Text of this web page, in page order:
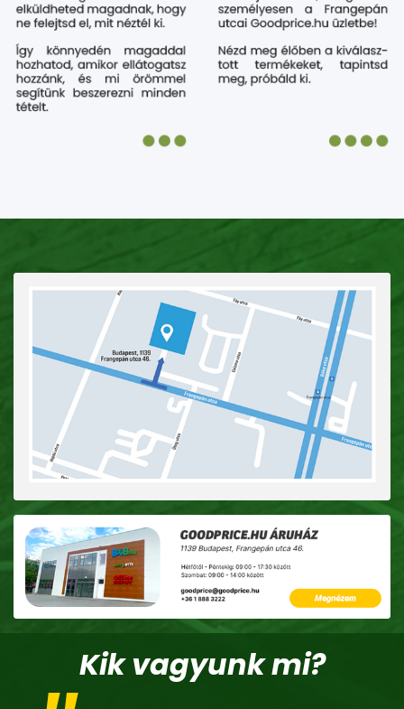
Kik vagyunk mi?